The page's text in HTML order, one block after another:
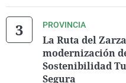
PROVINCIA
La Ruta del
modernización
Sostenibilidad
Segura